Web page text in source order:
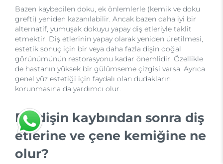
Bazen kaybedilen doku, ek önlemlerle (kemik ve doku
grefti) yeniden kazanılabilir. Ancak bazen daha iyi bir
alternatif, yumuşak dokuyu yapay diş etleriyle taklit
etmektir. Diş etlerinin yapay olarak yeniden üretilmesi,
estetik sonuç için bir veya daha fazla dişin doğal
görünümünün restorasyonu kadar önemlidir. Özellikle
de hastanın yüksek bir gülümseme çizgisi varsa. Ayrıca
genel yüz estetiği için faydalı olan dudakların
korunmasına da yardımcı olur.
Bir dişin kaybından sonra diş
etlerine ve çene kemiğine ne
olur?